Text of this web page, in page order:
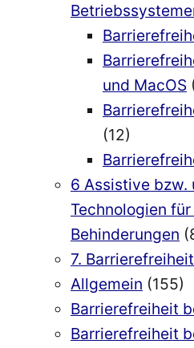
und MacOS
(12)
6 Assistive
Technologien
Behinderungen
7.
Allgemein (155)
Barrierefreiheit
Barrierefreiheit